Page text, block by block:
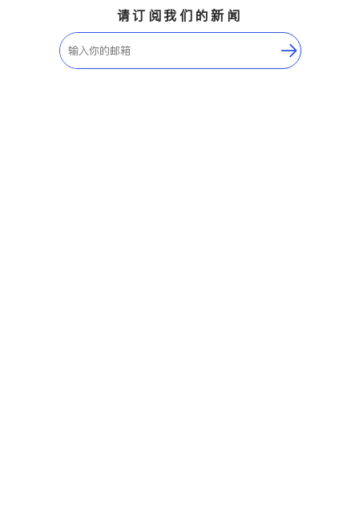
请订阅我们的新闻